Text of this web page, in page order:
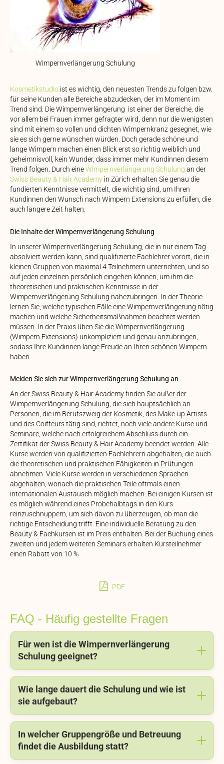
Wimpernverlängerung Schulung
Kosmetikstudio ist es wichtig, den neuesten Trends zu folgen bzw.
für seine Kunden alle Bereiche abzudecken, der im Moment im
Trend sind. Die Wimpernverlängerung ist einer der Bereiche, die
vor allem bei Frauen immer gefragter wird, denn nur die wenigsten
sind mit einem so vollen und dichten Wimpernkranz gesegnet, wie
sie es sich gerne wünschen würden. Doch gerade schöne und
lange Wimpern machen einen Blick erst so richtig weiblich und
geheimnisvoll, kein Wunder, dass immer mehr Kundinnen diesem
Trend folgen. Durch eineWimpernverlängerung Schulung an der
Swiss Beauty & Hair Academy in Zürich erhalten Sie genau die
fundierten Kenntnisse vermittelt, die wichtig sind, um Ihren
Kundinnen den Wunsch nach Wimpern Extensions zu erfüllen, die
auch längere Zeit halten.
Die Inhalte der Wimpernverlängerung Schulung
In unserer Wimpernverlängerung Schulung, die in nur einem Tag
absolviert werden kann, sind qualifizierte Fachlehrer vorort, die in
kleinen Gruppen von maximal 4 Teilnehmern unterrichten, und so
auf jeden einzelnen persönlich eingehen können, um ihm die
theoretischen und praktischen Kenntnisse in der
Wimpernverlängerung Schulung nahezubringen. In der Theorie
lernen Sie, welche typischen Fälle eine Wimpernverlängerung nötig
machen und welche Sicherheitsmaßnahmen beachtet werden
müssen. In der Praxis üben Sie die Wimpernverlängerung
(Wimpern Extensions) unkompliziert und genau anzubringen,
sodass Ihre Kundinnen lange Freude an Ihren schönen Wimpern
haben.
Melden Sie sich zur Wimpernverlängerung Schulung an
An der Swiss Beauty & Hair Academy finden Sie außer der
Wimpernverlängerung Schulung, die sich hauptsächlich an
Personen, die im Berufszweig der Kosmetik, des Make-up Artists
und des Coiffeurs tätig sind, richtet, noch viele andere Kurse und
Seminare, welche nach erfolgreichem Abschluss durch ein
Zertifikat der Swiss Beauty & Hair Academy beendet werden. Alle
Kurse werden von qualifizierten Fachlehrern abgehalten, die auch
die theoretischen und praktischen Fähigkeiten in Prüfungen
abnehmen. Viele Kurse werden in verschiedenen Sprachen
abgehalten, wonach die praktischen Teile oftmals einen
internationalen Austausch möglich machen. Bei einigen Kursen ist
es möglich während eines Probehalbtags in den Kurs
reinzuschnuppern, um sich davon zu überzeugen, ob man die
richtige Entscheidung trifft. Eine individuelle Beratung zu den
Beauty & Fachkursen ist im Preis enthalten. Bei der Buchung eines
zweiten und jedem weiteren Seminars erhalten Kursteilnehmer
einen Rabatt von 10 %
PDF
FAQ - Häufig gestellte Fragen
Für wen ist die Wimpernverlängerung
Schulung geeignet?
Wie lange dauert die Schulung und wie ist
sie aufgebaut?
In welcher Gruppengröße und Betreuung
findet die Ausbildung statt?